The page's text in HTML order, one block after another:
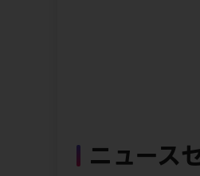
ニュース